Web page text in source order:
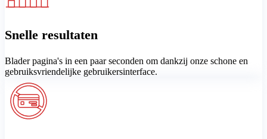
Snelle resultaten
Blader pagina's in een paar seconden om dankzij onze schone en
gebruiksvriendelijke gebruikersinterface.